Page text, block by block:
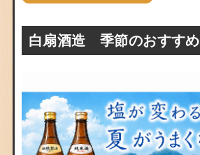
白扇酒造 季節のおすすめ